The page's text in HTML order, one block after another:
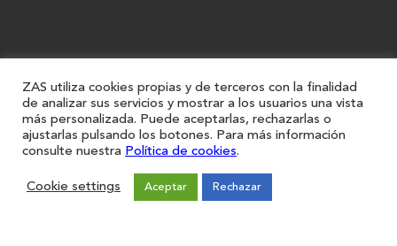
ZAS utiliza cookies propias y de terceros con la finalidad
de analizar sus servicios y mostrar a los usuarios una vista
más personalizada. Puede aceptarlas, rechazarlas o
ajustarlas pulsando los botones. Para más información
consulte nuestra Política de cookies.
Cookie settings Aceptar Rechazar